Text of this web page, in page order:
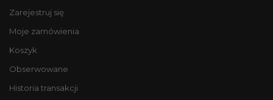
Zarejestruj się
Moje zamówienia
Koszyk
Obserwowane
Historia transakcji